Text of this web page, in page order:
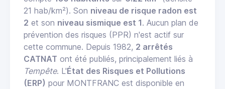
21 hab/km²). Son niveau de risque radon est
2 et son niveau sismique est 1. Aucun plan de
prévention des risques (PPR) n'est actif sur
cette commune. Depuis 1982, 2 arrêtés
CATNAT ont été publiés, principalement liés à
Tempête. L'État des Risques et Pollutions
(ERP) pour MONTFRANC est disponible en